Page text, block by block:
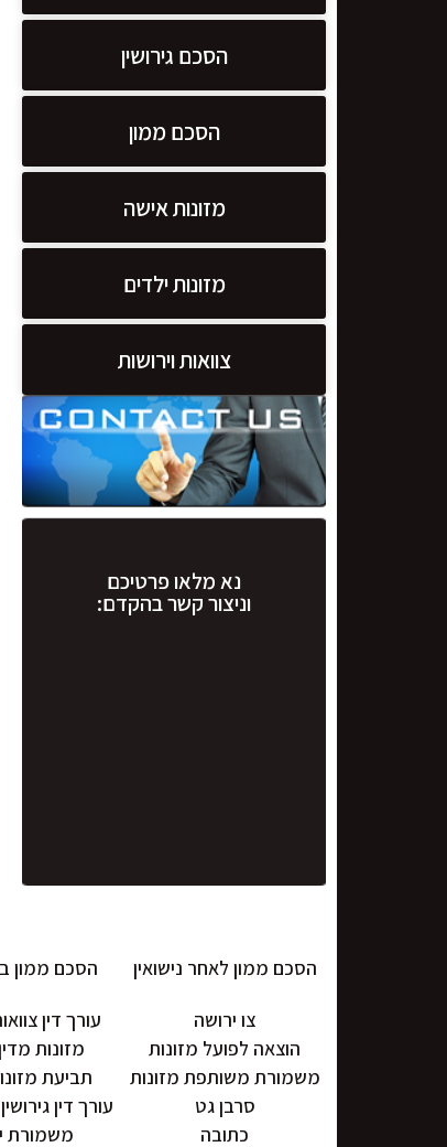
הסכם גירושין
הסכם ממון
מזונות אישה
מזונות ילדים
צוואות וירושות
נא מלאו פרטיכם
וניצור קשר בהקדם:
הסכם ממון לאחר נישואין הסכם ממון
צו ירושה עורך דין
הוצאה לפועל מזונות
מזונות
משמורת משותפת מזונות
תביעת
סרבן גט
עורך דין
כתובה
משמורת